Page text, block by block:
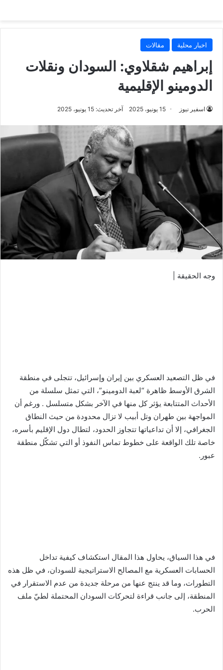
اخبار محلية مقالات
إبراهيم شقلاوي: السودان ونقلات
الدومينو الإقليمية
اسفير نيوز 15 يونيو، 2025 آخر تحديث: 15 يونيو، 2025
وجه الحقيقة |
في ظل التصعيد العسكري بين إيران وإسرائيل، تتجلى في منطقة
الشرق الأوسط ظاهرة “لعبة الدومينو”، التي تمثل سلسلة من
الأحداث المتتابعة يؤثر كل منها في الآخر بشكل متسلسل . ورغم أن
المواجهة بين طهران وتل أبيب لا تزال محدودة من حيث النطاق
الجغرافي، إلا أن تداعياتها تتجاوز الحدود، لتطال دول الإقليم بأسره،
خاصة تلك الواقعة على خطوط تماس النفوذ أو التي تشكّل منطقة
عبور.
في هذا السياق، يحاول هذا المقال استكشاف كيفية تداخل
الحسابات العسكرية مع المصالح الاستراتيجية للسودان، في ظل هذه
التطورات، وما قد ينتج عنها من مرحلة جديدة من عدم الاستقرار في
المنطقة، إلى جانب قراءة لتحركات السودان المحتملة لطيّ ملف
الحرب.